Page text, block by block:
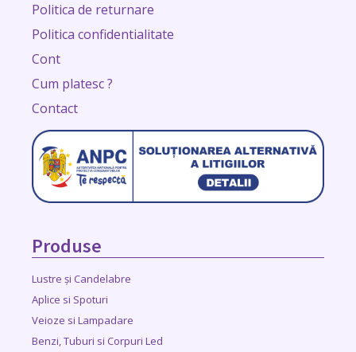
Politica de returnare
Politica confidentialitate
Cont
Cum platesc ?
Contact
Produse
Lustre și Candelabre
Aplice si Spoturi
Veioze si Lampadare
Benzi, Tuburi si Corpuri Led